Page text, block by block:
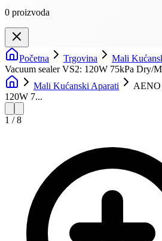
0 proizvoda
Početna Trgovina Mali
Vacuum sealer VS2: 120W 75kPa Dry/
Mali Kućanski Aparati
AENO
120W 7...
1 /8